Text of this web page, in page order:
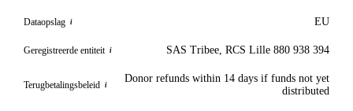
Dataopslag i EU
Geregistreerde entiteit i SAS Tribee, RCS Lille 880 938 394
Terugbetalingsbeleid i
Donor refunds within 14 days if funds not yet
distributed